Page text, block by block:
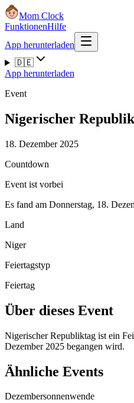
Mom Clock
FunktionenHilfe
App herunterladen
🇩🇪
App herunterladen
Event
Nigerischer
18. Dezember 2025
Countdown
Event ist vorbei
Es fand am Donnerstag, 18.
Land
Niger
Feiertagstyp
Feiertag
Über dieses Event
Nigerischer Republiktag ist ein
Dezember 2025 begangen wird.
Ähnliche Events
Dezembersonnenwende